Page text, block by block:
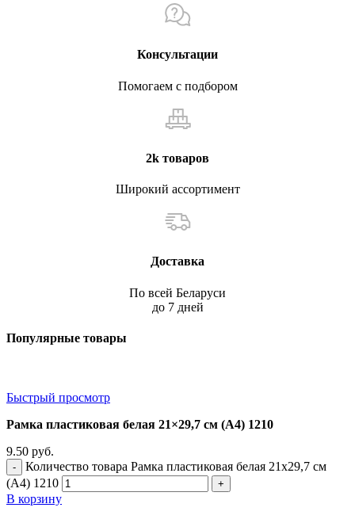
Консультации
Помогаем с подбором
2k товаров
Широкий ассортимент
Доставка
По всей Беларуси
до 7 дней
Популярные товары
Быстрый просмотр
Рамка пластиковая белая 21×29,7 см (А4) 1210
9.50 руб.
Количество товара Рамка пластиковая белая 21x29,7 см
(А4) 1210
В корзину